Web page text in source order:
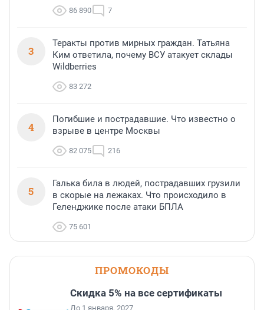
86 890 7
3
Теракты против мирных граждан. Татьяна
Ким ответила, почему ВСУ атакует склады
Wildberries
83 272
4
Погибшие и пострадавшие. Что известно о
взрыве в центре Москвы
82 075 216
5
Галька била в людей, пострадавших грузили
в скорые на лежаках. Что происходило в
Геленджике после атаки БПЛА
75 601
ПРОМОКОДЫ
Скидка 5% на все сертификаты
До 1 января, 2027